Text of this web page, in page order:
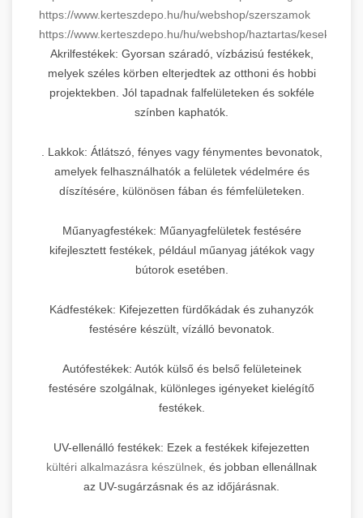
https://www.kerteszdepo.hu/hu/webshop/szerszamok
https://www.kerteszdepo.hu/hu/webshop/haztartas/kesek
Akrilfestékek: Gyorsan száradó, vízbázisú festékek,
melyek széles körben elterjedtek az otthoni és hobbi
projektekben. Jól tapadnak falfelületeken és sokféle
színben kaphatók.
. Lakkok: Átlátszó, fényes vagy fénymentes bevonatok,
amelyek felhasználhatók a felületek védelmére és
díszítésére, különösen fában és fémfelületeken.
Műanyagfestékek: Műanyagfelületek festésére
kifejlesztett festékek, például műanyag játékok vagy
bútorok esetében.
Kádfestékek: Kifejezetten fürdőkádak és zuhanyzók
festésére készült, vízálló bevonatok.
Autófestékek: Autók külső és belső felületeinek
festésére szolgálnak, különleges igényeket kielégítő
festékek.
UV-ellenálló festékek: Ezek a festékek kifejezetten
kültéri alkalmazásra készülnek, és jobban ellenállnak
az UV-sugárzásnak és az időjárásnak.